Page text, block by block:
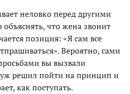
неловко перед другими
что жена звонит
позиция: «Я сам все
Вероятно, сами
вы вызвали
решил пойти на принцип и
как поступать.